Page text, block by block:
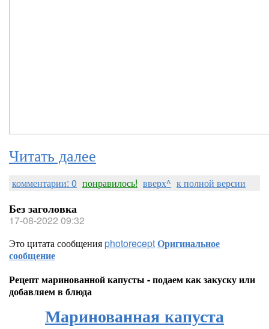
Читать далее
комментарии: 0 понравилось! вверх^ к полной версии
Без заголовка
17-08-2022 09:32
Это цитата сообщенияphotoreceptОригинальное
сообщение
Рецепт маринованной капусты - подаем как закуску или
добавляем в блюда
Маринованная капуста